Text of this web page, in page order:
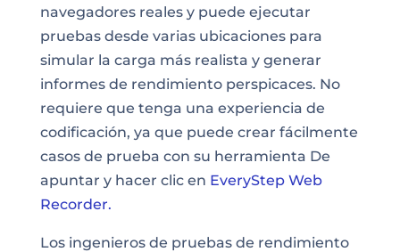
navegadores reales y puede ejecutar
pruebas desde varias ubicaciones para
simular la carga más realista y generar
informes de rendimiento perspicaces. No
requiere que tenga una experiencia de
codificación, ya que puede crear fácilmente
casos de prueba con su herramienta De
apuntar y hacer clic en EveryStep Web
Recorder.
Los ingenieros de pruebas de rendimiento